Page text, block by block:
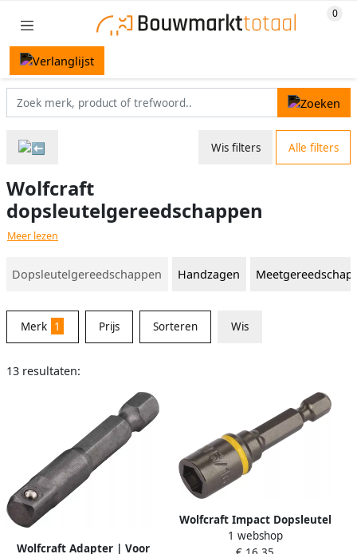
Wis filters Alle filters
Wolfcraft
dopsleutelgereedschappen
Meer lezen
Dopsleutelgereedschappen Handzagen
Merk 1 Prijs Sorteren Wis
13 resultaten:
Wolfcraft Adapter | Voor
Wolfcraft Impact Dopsleutel
| CrMo | SW 5 16 | 1 stuk
1 webshop